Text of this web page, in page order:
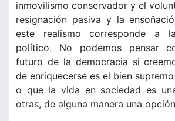
inmovilismo conservador y el
resignación pasiva y la
este realismo corresponde a
político. No podemos pensar
futuro de la democracia si
de enriquecerse es el bien
o que la vida en sociedad es
otras, de alguna manera una